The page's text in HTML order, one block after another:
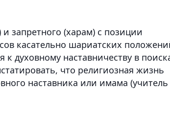
запретного (харам) с позиции
касательно шариатских
духовному наставничеству в
что религиозная жизнь
наставника или имама (учитель